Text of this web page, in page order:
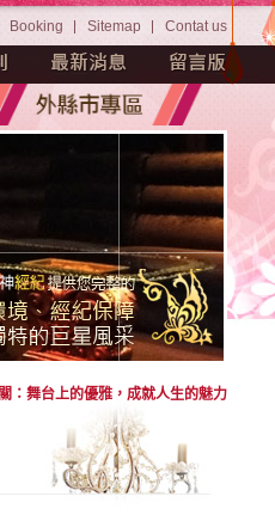
Booking Sitemap Contat us
：舞台上的優雅，成就人生的魅力